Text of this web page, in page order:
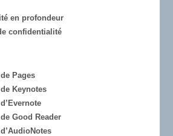
en profondeur
confidentialité
Pages
Keynotes
Good Reader